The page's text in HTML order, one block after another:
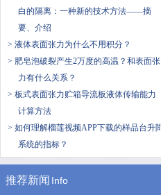
白的隔离：一种新的技术方法——摘
要、介绍
> 液体表面张力为什么不用积分？
> 肥皂泡破裂产生2万度的高温？和表面张
力有什么关系？
> 板式表面张力贮箱导流板液体传输能力
计算方法
> 如何理解榴莲视频APP下载的样品台升降
系统的指标？
推荐新闻 Info